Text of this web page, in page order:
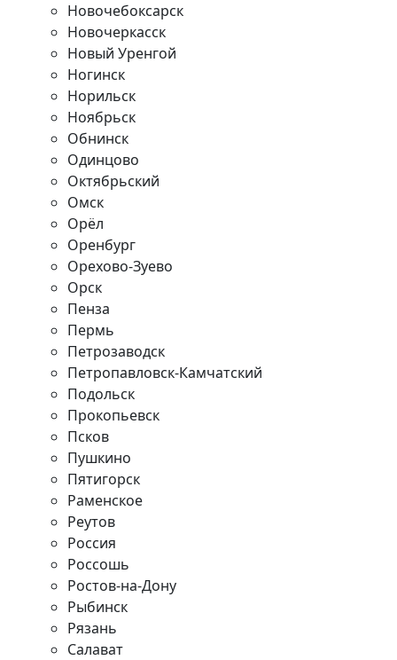
Новочебоксарск
Новочеркасск
Новый Уренгой
Ногинск
Норильск
Ноябрьск
Обнинск
Одинцово
Октябрьский
Омск
Орёл
Оренбург
Орехово-Зуево
Орск
Пенза
Пермь
Петрозаводск
Петропавловск-Камчатский
Подольск
Прокопьевск
Псков
Пушкино
Пятигорск
Раменское
Реутов
Россия
Россошь
Ростов-на-Дону
Рыбинск
Рязань
Салават